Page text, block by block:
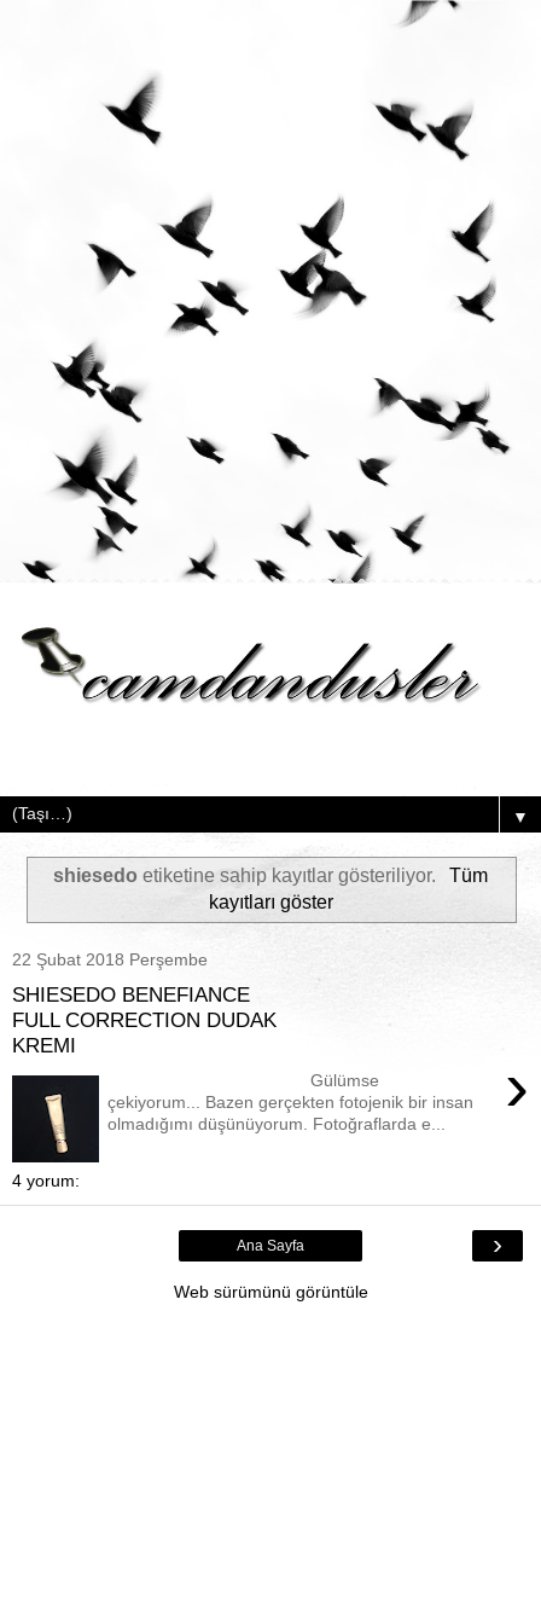
▼
shiesedo etiketine sahip kayıtlar gösteriliyor.
Tüm
kayıtları göster
22 Şubat 2018 Perşembe
SHIESEDO BENEFIANCE
FULL CORRECTION DUDAK
KREMI
›
Gülümse
çekiyorum... Bazen gerçekten fotojenik bir insan
olmadığımı düşünüyorum. Fotoğraflarda e...
4 yorum:
›
Ana Sayfa
Web sürümünü görüntüle